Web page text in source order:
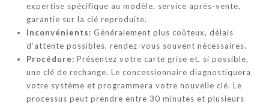
expertise spécifique au modèle, service après-vente,
garantie sur la clé reproduite.
Inconvénients: Généralement plus coûteux, délais
d’attente possibles, rendez-vous souvent nécessaires.
Procédure: Présentez votre carte grise et, si possible,
une clé de rechange. Le concessionnaire diagnostiquera
votre système et programmera votre nouvelle clé. Le
processus peut prendre entre 30 minutes et plusieurs